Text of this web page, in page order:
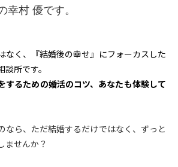
幸村 優です。
なく、『結婚後の幸せ』にフォーカスした
所です。
するための婚活のコツ、あなたも体験して
なら、ただ結婚するだけではなく、ずっと
ませんか？